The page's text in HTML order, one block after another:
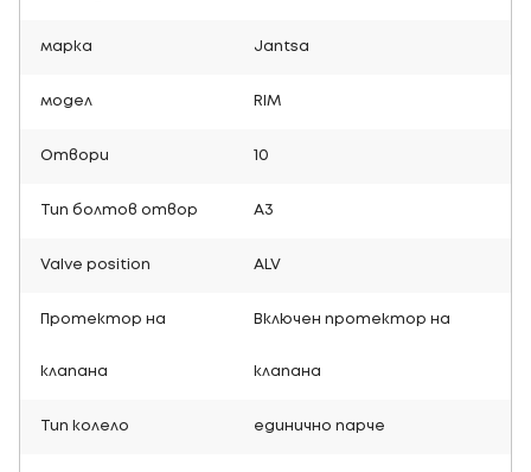
марка Jantsa
модел RIM
Отвори 10
Тип болтов отвор A3
Valve position ALV
Протектор на
клапана
Включен протектор на
клапана
Тип колело единично парче